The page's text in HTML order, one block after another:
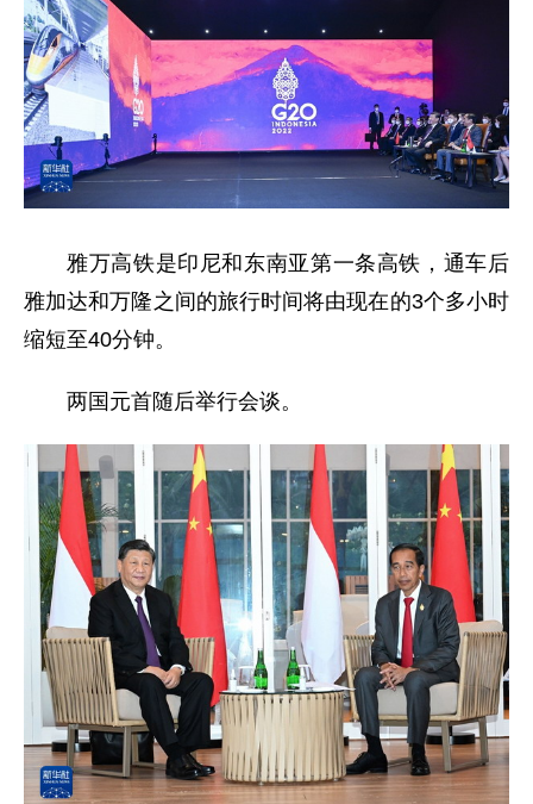
雅万高铁是印尼和东南亚第一条高铁，通车后
雅加达和万隆之间的旅行时间将由现在的3个多小时
缩短至40分钟。
两国元首随后举行会谈。